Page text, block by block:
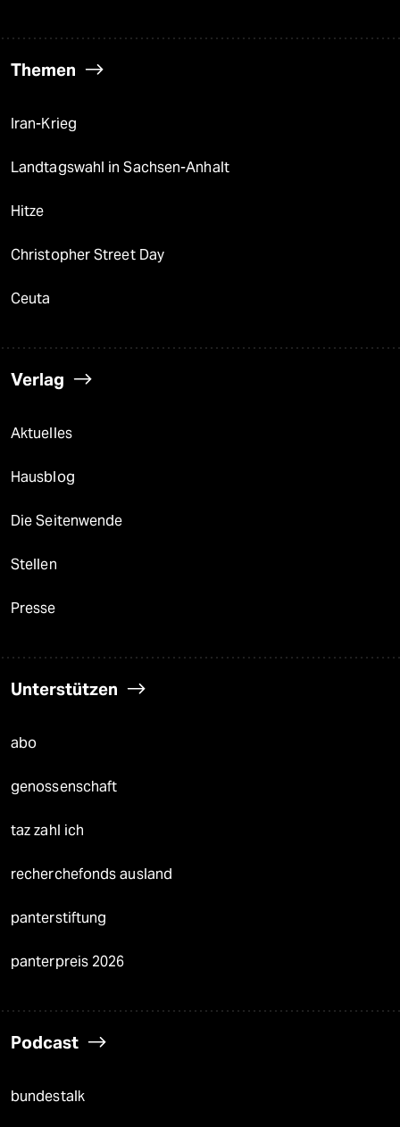
Themen
Iran-Krieg
Landtagswahl in Sachsen-Anhalt
Hitze
Christopher Street Day
Ceuta
Verlag
Aktuelles
Hausblog
Die Seitenwende
Stellen
Presse
Unterstützen
abo
genossenschaft
taz zahl ich
recherchefonds ausland
panterstiftung
panterpreis 2026
Podcast
bundestalk